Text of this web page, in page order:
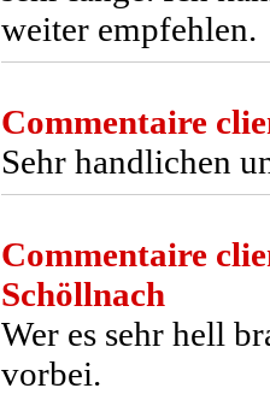
weiter empfehlen.
Commentaire
Sehr handlichen
Commentaire
Schöllnach
Wer es sehr hell
vorbei.